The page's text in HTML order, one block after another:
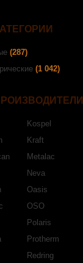
(287)
(1 042)
Kospel
Kraft
Metalac
Neva
Oasis
OSO
Polaris
Protherm
Redring